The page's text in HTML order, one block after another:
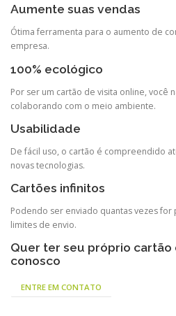
Aumente suas vendas
Ótima ferramenta para o aumento de
empresa.
100% ecológico
Por ser um cartão de visita online, você
colaborando com o meio ambiente.
Usabilidade
De fácil uso, o cartão é compreendido
novas tecnologias.
Cartões infinitos
Podendo ser enviado quantas vezes for
limites de envio.
Quer ter seu próprio cartão
conosco
ENTRE EM CONTATO